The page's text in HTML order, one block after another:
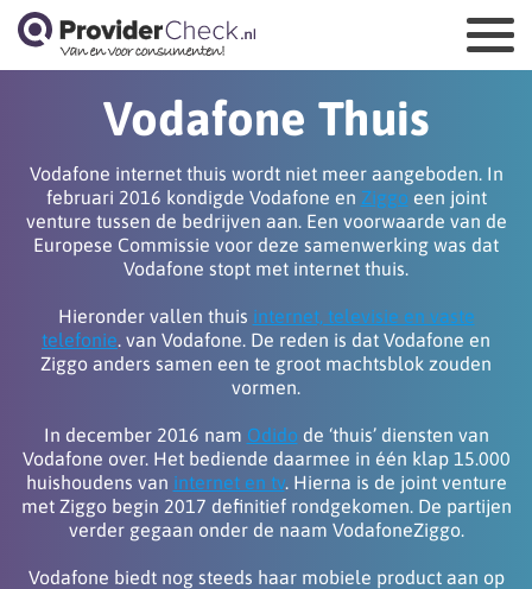
Vodafone Thuis
Vodafone internet thuis wordt niet meer aangeboden. In
februari 2016 kondigde Vodafone en Ziggo een joint
venture tussen de bedrijven aan. Een voorwaarde van de
Europese Commissie voor deze samenwerking was dat
Vodafone stopt met internet thuis.
Hieronder vallen thuis internet, televisie en vaste
telefonie. van Vodafone. De reden is dat Vodafone en
Ziggo anders samen een te groot machtsblok zouden
vormen.
In december 2016 nam Odido de ‘thuis’ diensten van
Vodafone over. Het bediende daarmee in één klap 15.000
huishoudens van internet en tv. Hierna is de joint venture
met Ziggo begin 2017 definitief rondgekomen. De partijen
verder gegaan onder de naam VodafoneZiggo.
Vodafone biedt nog steeds haar mobiele product aan op